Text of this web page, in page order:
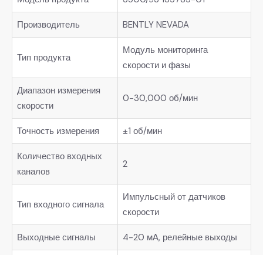
Производитель BENTLY NEVADA
Тип продукта
Модуль мониторинга
скорости и фазы
Диапазон измерения
скорости
0-30,000 об/мин
Точность измерения ±1 об/мин
Количество входных
каналов
2
Тип входного сигнала
Импульсный от датчиков
скорости
Выходные сигналы 4-20 мА, релейные выходы